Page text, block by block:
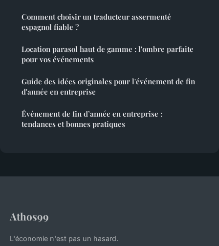
Comment choisir un traducteur assermenté
espagnol fiable ?
Location parasol haut de gamme : l'ombre parfaite
pour vos événements
Guide des idées originales pour l'événement de fin
d'année en entreprise
Événement de fin d’année en entreprise :
tendances et bonnes pratiques
Athos99
L'économie n'est pas un hasard.